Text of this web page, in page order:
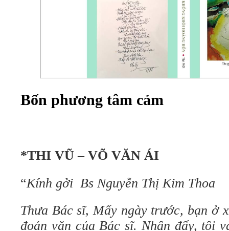
Bốn phương tâm cảm
*THI VŨ – VÕ VĂN ÁI
“Kính gởi Bs Nguyễn Thị Kim Thoa
Thưa Bác sĩ, Mấy ngày trước, bạn ở
đoản văn của Bác sĩ. Nhân đấy, tôi